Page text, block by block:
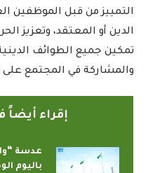
التمييز من قبل الموظفين
الدين أو المعتقد، وتعزيز
تمكين جميع الطوائف
والمشاركة في المجتمع على
إقراء
عدسة
باليوم الوطني 94 في